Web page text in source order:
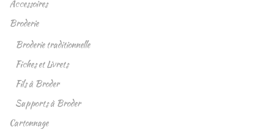
Accessoires
Broderie
Broderie traditionnelle
Fiches et Livrets
Fils à Broder
Supports à Broder
Cartonnage